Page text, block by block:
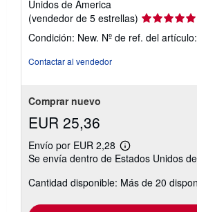
Unidos de America
(vendedor de 5 estrellas) Calificación
del
vendedor:
Condición: New. Nº de ref. del
Contactar al vendedor
Comprar nuevo
EUR 25,36
Envío por EUR 2,28
Más
información
las
Se envía dentro de Estados Unidos
Cantidad disponible: Más de 20